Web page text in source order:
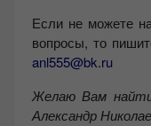
Если не можете
вопросы, то
anl555@bk.ru
Желаю Вам найти
Александр